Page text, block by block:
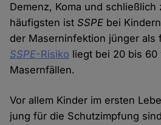
Demenz, Koma und schließlich
häufigsten istSSPE bei
der Maserninfektion jünger als
SSPE-Risiko liegt bei 20 bis 60
Masernfällen.
Vor allem Kinder im ersten
jung für die Schutzimpfung